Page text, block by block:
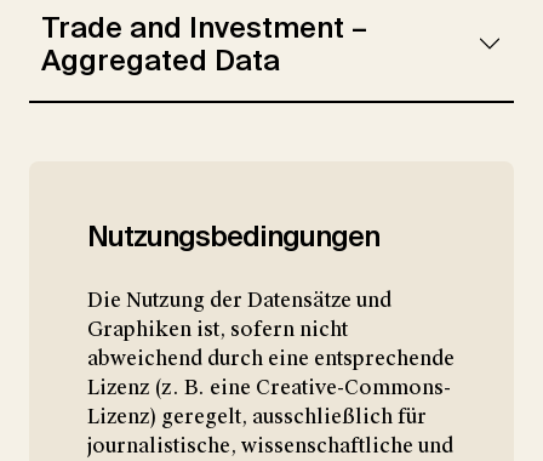
Trade and Investment –
Aggregated Data
Nutzungsbedingungen
Die Nutzung der Datensätze und
Graphiken ist, sofern nicht
abweichend durch eine entsprechende
Lizenz (z. B. eine Creative-Commons-
Lizenz) geregelt, ausschließlich für
journalistische, wissenschaftliche und